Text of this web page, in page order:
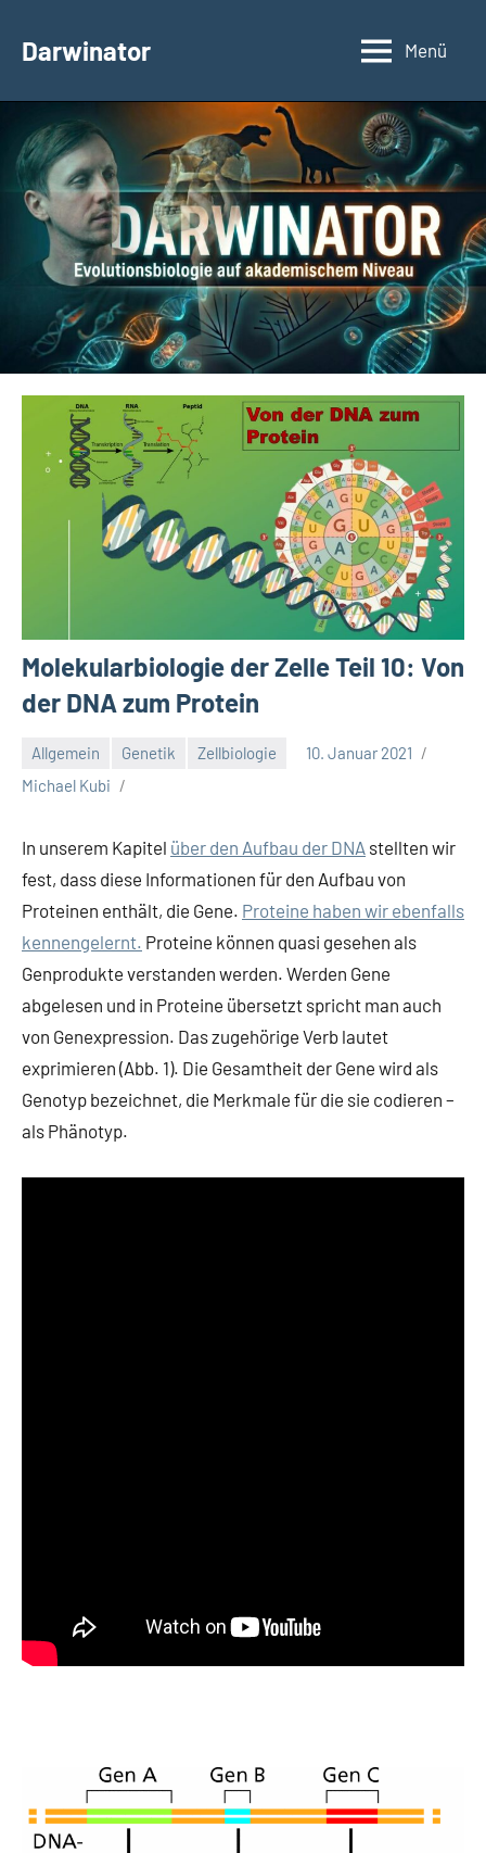
InhaltDarwinator
Evolutionsbiologie
Menü
Molekularbiologie der Zelle Teil 10: Von
der DNA zum Protein
Allgemein Genetik Zellbiologie
10. Januar 2021
Michael Kubi
In unserem Kapitel über den Aufbau der DNA stellten wir
fest, dass diese Informationen für den Aufbau von
Proteinen enthält, die Gene. Proteine haben wir ebenfalls
kennengelernt. Proteine können quasi gesehen als
Genprodukte verstanden werden. Werden Gene
abgelesen und in Proteine übersetzt spricht man auch
von Genexpression. Das zugehörige Verb lautet
exprimieren (Abb. 1). Die Gesamtheit der Gene wird als
Genotyp bezeichnet, die Merkmale für die sie codieren –
als Phänotyp.